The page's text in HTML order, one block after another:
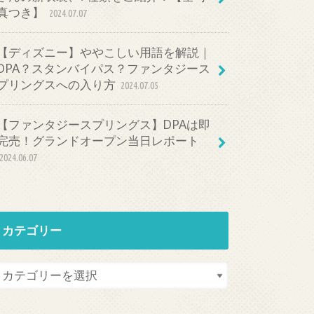
つき】
2024.07.07
ディズニー】ややこしい用語を解説｜
？スタンバイパス？ファンタジース
リングスへの入り方 2024.07.05
ファンタジースプリングス】DPAは即
売！グランドオープン当日レポート
2024.06.07
カテゴリー